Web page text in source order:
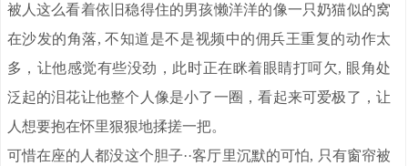
被人这么看着依旧稳得住的男孩懒洋洋的像一只奶猫似的窝
在沙发的角落, 不知道是不是视频中的佣兵王重复的动作太
多，让他感觉有些没劲，此时正在眯着眼睛打呵欠, 眼角处
泛起的泪花让他整个人像是小了一圈，看起来可爱极了，让
人想要抱在怀里狠狠地揉搓一把。
可惜在座的人都没这个胆子··客厅里沉默的可怕, 只有窗帘被